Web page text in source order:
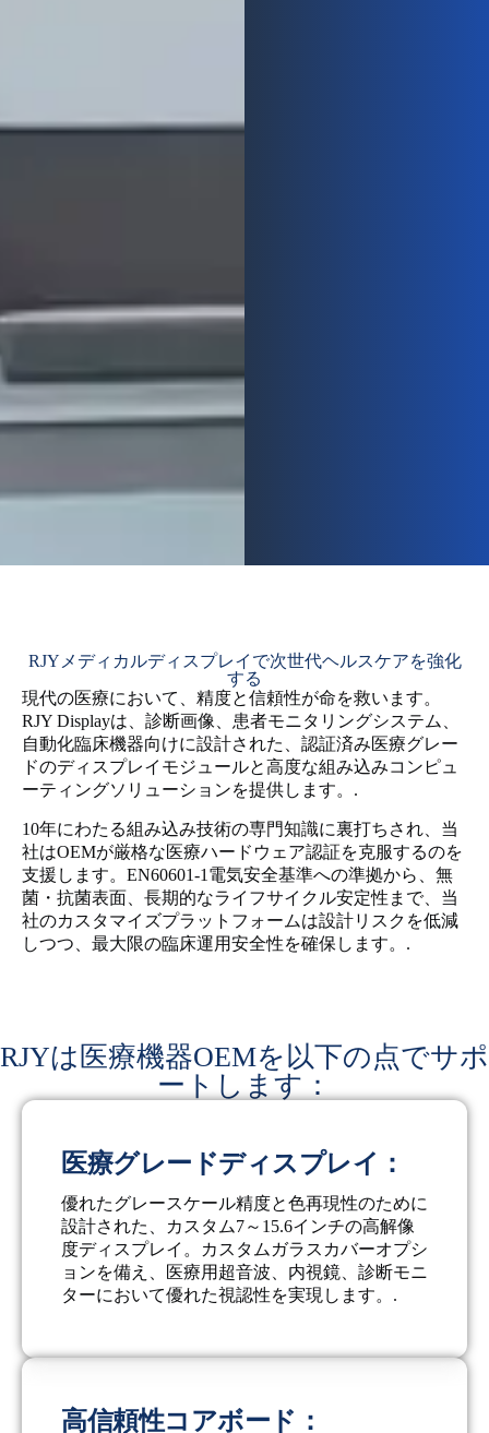
RJYメディカルディスプレイで次世代ヘルスケアを強化
する
現代の医療において、精度と信頼性が命を救います。
RJY Displayは、診断画像、患者モニタリングシステム、
自動化臨床機器向けに設計された、認証済み医療グレー
ドのディスプレイモジュールと高度な組み込みコンピュ
ーティングソリューションを提供します。.
10年にわたる組み込み技術の専門知識に裏打ちされ、当
社はOEMが厳格な医療ハードウェア認証を克服するのを
支援します。EN60601-1電気安全基準への準拠から、無
菌・抗菌表面、長期的なライフサイクル安定性まで、当
社のカスタマイズプラットフォームは設計リスクを低減
しつつ、最大限の臨床運用安全性を確保します。.
RJYは医療機器OEMを以下の点でサポ
ートします：
医療グレードディスプレイ：
優れたグレースケール精度と色再現性のために
設計された、カスタム7～15.6インチの高解像
度ディスプレイ。カスタムガラスカバーオプシ
ョンを備え、医療用超音波、内視鏡、診断モニ
ターにおいて優れた視認性を実現します。.
高信頼性コアボード：